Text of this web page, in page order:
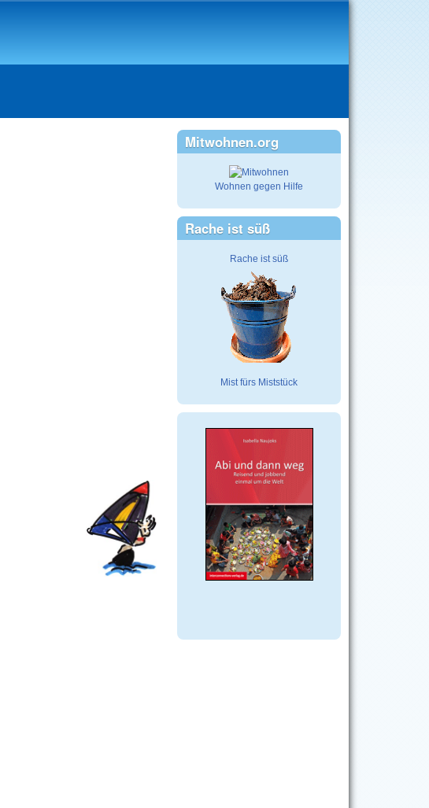
Mitwohnen.org
Wohnen gegen Hilfe
Rache ist süß
Rache ist süß
Mist fürs Miststück